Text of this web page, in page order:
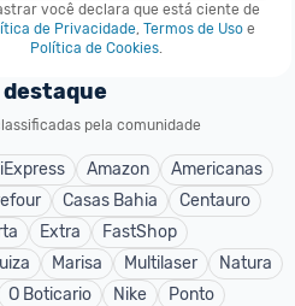
você declara que está ciente de
de Privacidade, Termos de Uso e
Política de Cookies.
destaque
pela comunidade
Amazon
Americanas
Casas Bahia
Centauro
Extra
FastShop
Marisa Multilaser
Natura
O Boticario Nike
Ponto